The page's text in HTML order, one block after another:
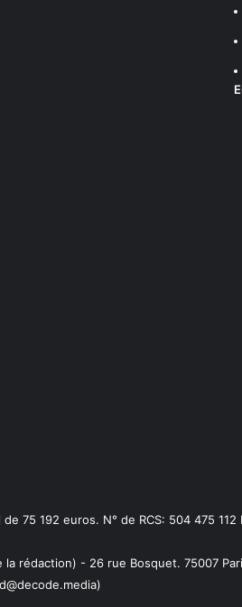
75 192 euros. N° de RCS: 504 475 112
la rédaction) - 26 rue Bosquet. 75007